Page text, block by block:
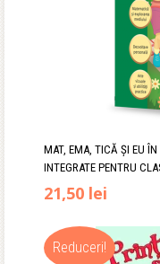
MAT, EMA, TICĂ ŞI EU
INTEGRATE PENTRU
Prețul
inițial
a
21,50 lei
curent
este:
Reduceri!